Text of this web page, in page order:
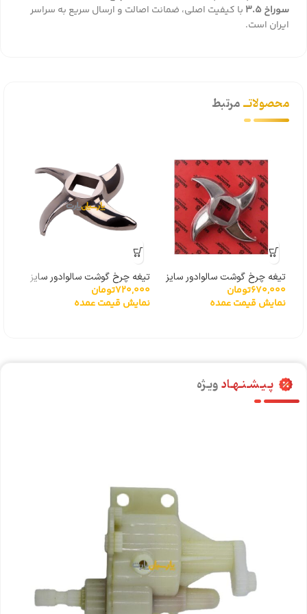
سوراخ ۳.۵
با کیفیت اصلی، ضمانت اصالت و ارسال سریع به سراسر
ایران است.
محصولاتــمرتبط
تیغه چرخ گوشت سالوادور سایز
12
670,000تومان
نمایش قیمت عمده
تیغه چرخ گوشت سالوادور سایز
۳۲
720,000تومان
نمایش قیمت عمده
پـیـشـنـهـادویـژه